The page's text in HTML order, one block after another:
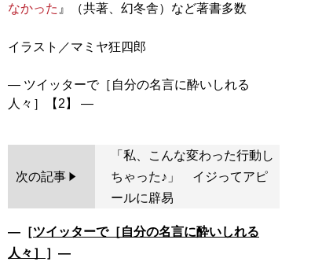
なかった 』（共著、幻冬舎）など著書多数
イラスト／マミヤ狂四郎
― ツイッターで［自分の名言に酔いしれる
次の記事
「私、こんな変わった行動し
ちゃった♪」 イジってアピ
ールに辟易
―［ツイッターで［自分の名言に酔いしれる
人々］
］―